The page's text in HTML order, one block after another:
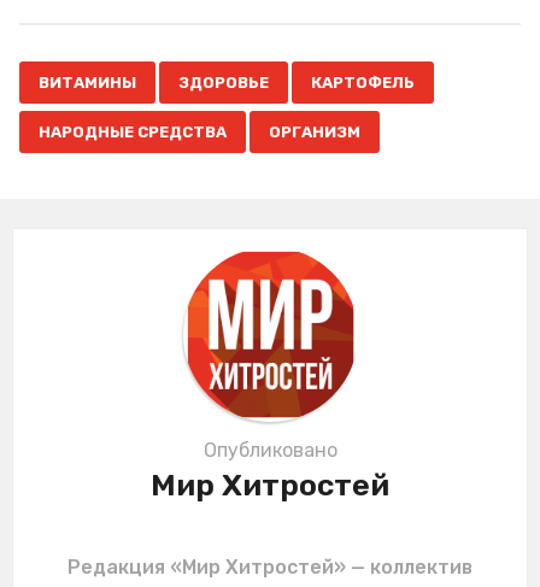
P
g
i
ВИТАМИНЫ ЗДОРОВЬЕ КАРТОФЕЛЬ
НАРОДНЫЕ СРЕДСТВА ОРГАНИЗМ
Опубликовано
Мир Хитростей
Редакция «Мир Хитростей» — коллектив